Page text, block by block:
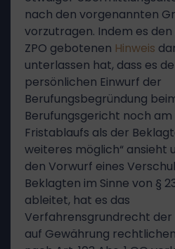
nach den vorgenannten
vorzutragen. Indem es den
ZPO gebotenen Hinweis
unterlassen hat, dass es
persönlichen Einwurf der
Berufungsbegründung
Berufungsgericht noch am
Fristablaufs als der
weiteres möglich“ ansieht
den Vorwurf eines
Beklagten im Sinne von §
ableitet, hat es das
Verfahrensgrundrecht der
auf Gewährung